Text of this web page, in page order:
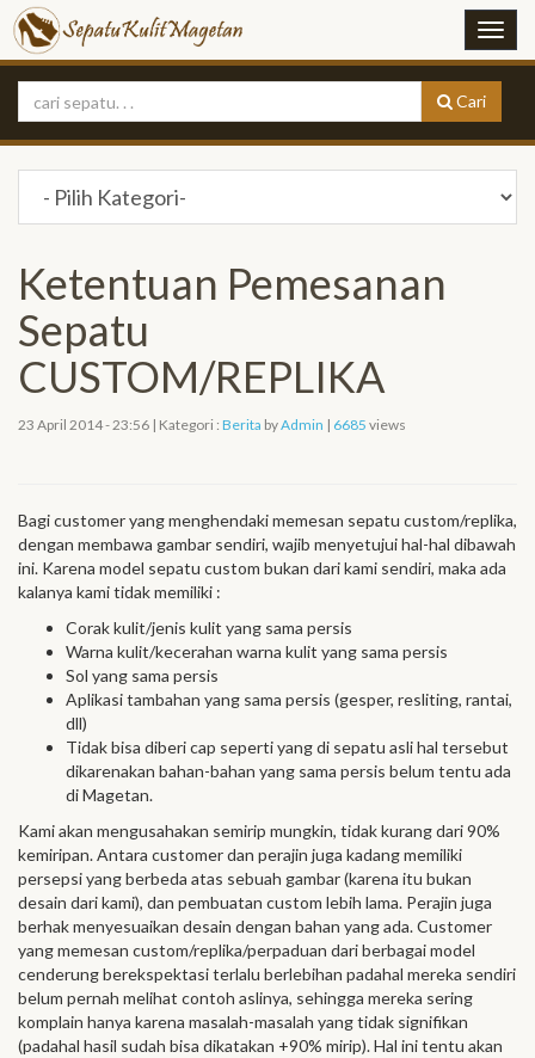
Cari
Ketentuan Pemesanan
Sepatu
CUSTOM/REPLIKA
23 April 2014 - 23:56 | Kategori : Berita byAdmin | 6685 views
Bagi customer yang menghendaki memesan sepatu custom/replika,
dengan membawa gambar sendiri, wajib menyetujui hal-hal dibawah
ini. Karena model sepatu custom bukan dari kami sendiri, maka ada
kalanya kami tidak memiliki :
Corak kulit/jenis kulit yang sama persis
Warna kulit/kecerahan warna kulit yang sama persis
Sol yang sama persis
Aplikasi tambahan yang sama persis (gesper, resliting, rantai,
dll)
Tidak bisa diberi cap seperti yang di sepatu asli hal tersebut
dikarenakan bahan-bahan yang sama persis belum tentu ada
di Magetan.
Kami akan mengusahakan semirip mungkin, tidak kurang dari 90%
kemiripan. Antara customer dan perajin juga kadang memiliki
persepsi yang berbeda atas sebuah gambar (karena itu bukan
desain dari kami), dan pembuatan custom lebih lama. Perajin juga
berhak menyesuaikan desain dengan bahan yang ada. Customer
yang memesan custom/replika/perpaduan dari berbagai model
cenderung berekspektasi terlalu berlebihan padahal mereka sendiri
belum pernah melihat contoh aslinya, sehingga mereka sering
komplain hanya karena masalah-masalah yang tidak signifikan
(padahal hasil sudah bisa dikatakan +90% mirip). Hal ini tentu akan